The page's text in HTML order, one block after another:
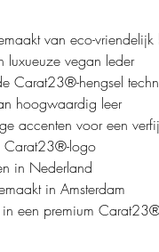
van eco-vriendelijk
luxueuze vegan leder
Carat23®-hengsel
hoogwaardig leer
accenten voor een
Carat23®-logo
in Nederland
in Amsterdam
een premium